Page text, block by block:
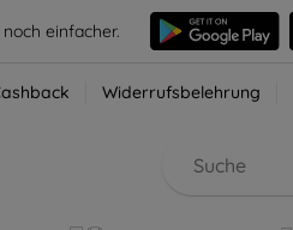
einfacher.
Widerrufsbelehrung